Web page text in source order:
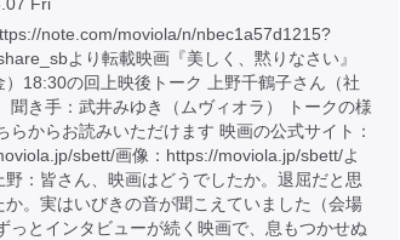
note.com/moviola/n/nbec1a57d1215?
より転載映画『美しく、黙りなさい』
）18:30の回上映後トーク 上野千鶴子さん（社
聞き手：武井みゆき（ムヴィオラ） トークの様
らからお読みいただけます 映画の公式サイト：
sbett/画像：https://moviola.jp/sbett/よ
野：皆さん、映画はどうでしたか。退屈だと思
か。実はいびきの音が聞こえていました（会場
っとインタビューが続く映画で、息もつかせぬ